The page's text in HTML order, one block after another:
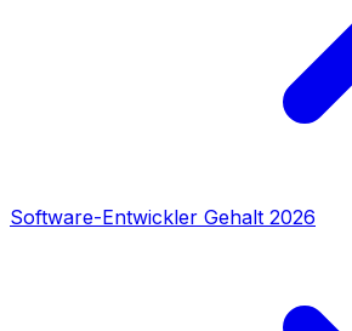
Software-Entwickler Gehalt 2026